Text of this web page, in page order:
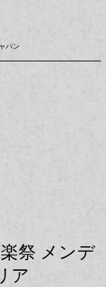
パン
祭 メンデ
ア